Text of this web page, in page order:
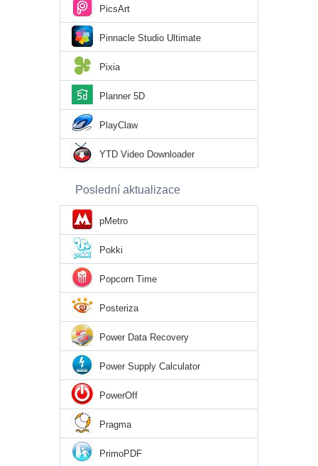
PicsArt
Pinnacle Studio Ultimate
Pixia
Planner 5D
PlayClaw
YTD Video Downloader
Poslední aktualizace
pMetro
Pokki
Popcorn Time
Posteriza
Power Data Recovery
Power Supply Calculator
PowerOff
Pragma
PrimoPDF